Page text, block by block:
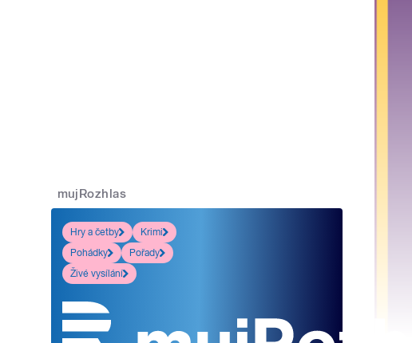
mujRozhlas
Hry a četby
Krimi
Pohádky
Pořady
Živé vysílání